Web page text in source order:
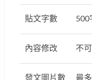
貼文字數 500
內容修改 不
發文圖片數 最